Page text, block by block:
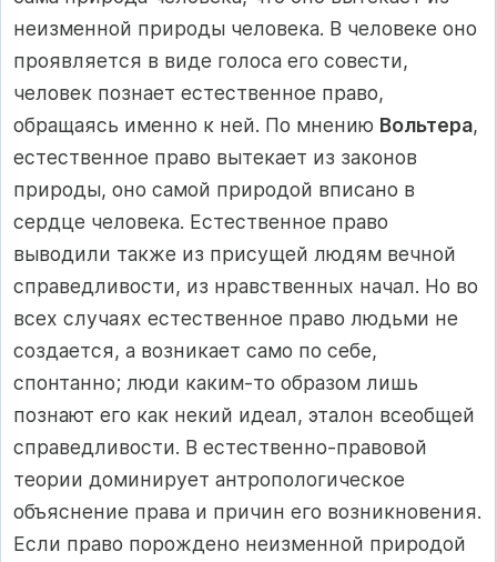
неизменной природы человека. В человеке оно
проявляется в виде голоса его совести,
человек познает естественное право,
обращаясь именно к ней. По мнению Вольтера,
естественное право вытекает из законов
природы, оно самой природой вписано в
сердце человека. Естественное право
выводили также из присущей людям вечной
справедливости, из нравственных начал. Но во
всех случаях естественное право людьми не
создается, а возникает само по себе,
спонтанно; люди каким-то образом лишь
познают его как некий идеал, эталон всеобщей
справедливости. В естественно-правовой
теории доминирует антропологическое
объяснение права и причин его возникновения.
Если право порождено неизменной природой